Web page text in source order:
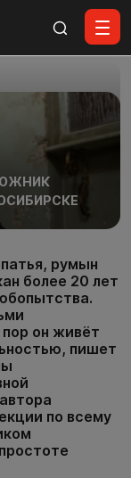
румын
более 20 лет
он живёт
пишет
по всему